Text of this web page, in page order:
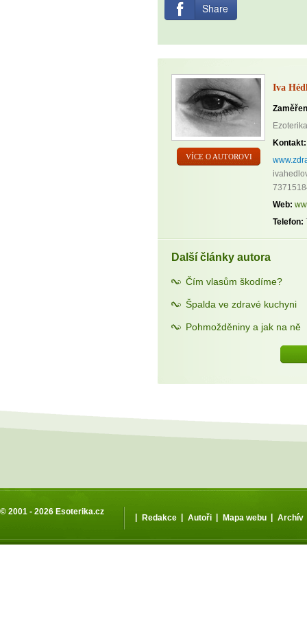
Share
VÍCE O AUTOROVI
Iva
Kontakt:
Web:
Telefon:
Další články autora
Čím vlasům škodíme?
Špalda ve zdravé kuchyni
Pohmožděniny a jak na ně
© 2001 - 2026 Esoterika.cz
| Redakce | Autoři | Mapa webu | Archív